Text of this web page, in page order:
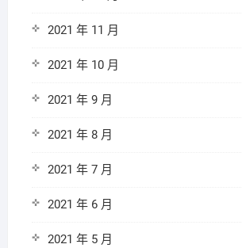
2021 年 11 月
2021 年 10 月
2021 年 9 月
2021 年 8 月
2021 年 7 月
2021 年 6 月
2021 年 5 月